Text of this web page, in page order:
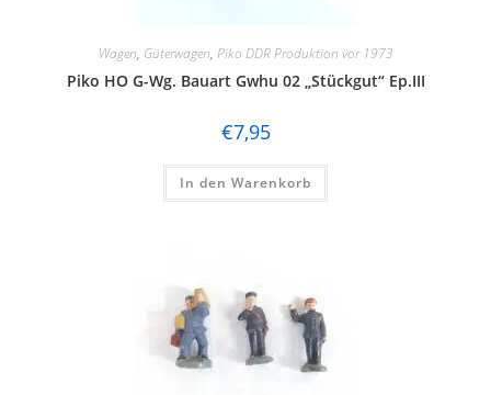
Wagen, Güterwagen, Piko DDR Produktion vor 1973
Piko HO G-Wg. Bauart Gwhu 02 „Stückgut“ Ep.III
€7,95
In den Warenkorb